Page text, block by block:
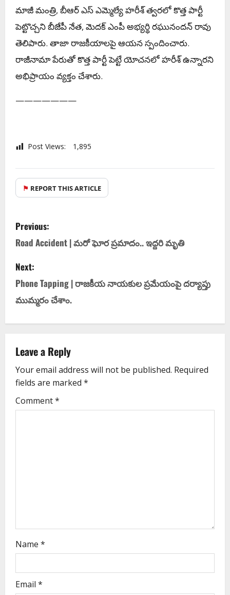
మాజీ మంత్రి, బీఆర్ ఎస్ ఎమ్మెల్యే హ‌రీశ్ త్వ‌ర‌లో కొత్త పార్టీ
పెట్టొచ్చ‌ని బీజేపీ నేత‌, మెద‌క్ ఎంపీ అభ్య‌ర్థి ర‌ఘునంద‌న్ రావు
తెలిపారు. తాజా రాజ‌కీయాల‌పై ఆయ‌న స్పందించారు.
రాజీనామా పేరుతో కొత్త పార్టీ పెట్టే యోచ‌న‌లో హ‌రీశ్ ఉన్నార‌ని
అభిప్రాయం వ్య‌క్తం చేశారు.
———————
Post Views: 1,895
⚑ REPORT THIS ARTICLE
Previous:
Road Accident | మ‌రో ఘోర ప్ర‌మాదం.. ఇద్ద‌రి మృతి
Next:
Phone Tapping | రాజ‌కీయ నాయ‌కుల ప్ర‌మేయంపై ద‌ర్యాప్తు
ముమ్మ‌రం చేశాం.
Leave a Reply
Your email address will not be published. Required
fields are marked *
Comment*
Name *
Email *